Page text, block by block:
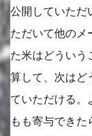
公開していただ
ただいて他のメ
た米はどういう
算して、次はど
ていただける。
もも寄与でき